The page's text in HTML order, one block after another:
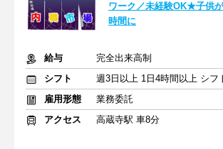
ワーク／未経験OK★子供
時間に
給与
完全出来高制
シフト
雇用形態
業務委託
アクセス
高蔵寺駅 車8分